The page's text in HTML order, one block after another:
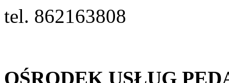
tel. 862163808
OŚRODEK USŁUG